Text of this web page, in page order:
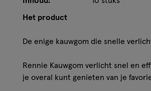
Het product
De enige kauwgom die snelle
Rennie Kauwgom verlicht snel en
je overal kunt genieten van je